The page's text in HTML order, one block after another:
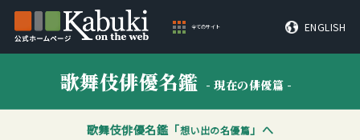
全てのサイト ENGLISH
歌舞伎俳優名鑑 - 現在の俳優篇 -
歌舞伎俳優名鑑「想い出の名優篇」へ